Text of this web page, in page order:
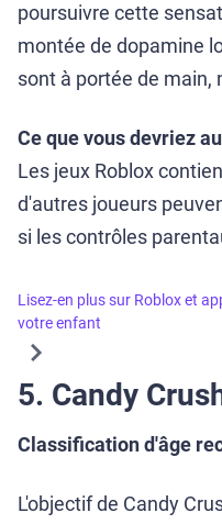
poursuivre cette
montée de dopamine
sont à portée de main,
Ce que vous devriez
Les jeux Roblox
d'autres joueurs
si les contrôles
Lisez-en plus sur Roblox et
votre enfant
5. Candy
Classification d'âge
L'objectif de Candy